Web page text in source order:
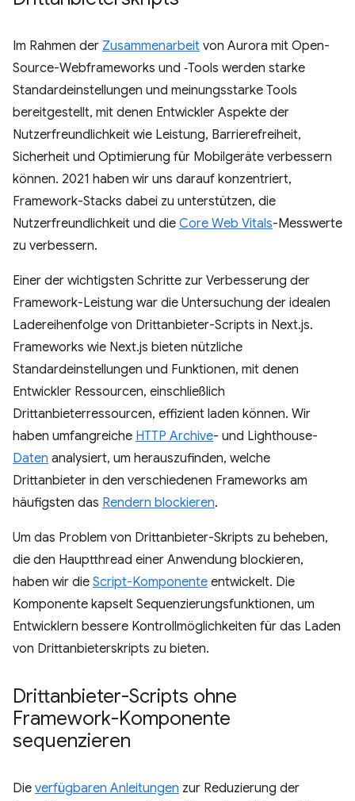
Im Rahmen der Zusammenarbeit von Aurora mit Open-
Source-Webframeworks und ‑Tools werden starke
Standardeinstellungen und meinungsstarke Tools
bereitgestellt, mit denen Entwickler Aspekte der
Nutzerfreundlichkeit wie Leistung, Barrierefreiheit,
Sicherheit und Optimierung für Mobilgeräte verbessern
können. 2021 haben wir uns darauf konzentriert,
Framework-Stacks dabei zu unterstützen, die
Nutzerfreundlichkeit und die Core Web Vitals-Messwerte
zu verbessern.
Einer der wichtigsten Schritte zur Verbesserung der
Framework-Leistung war die Untersuchung der idealen
Ladereihenfolge von Drittanbieter-Scripts in Next.js.
Frameworks wie Next.js bieten nützliche
Standardeinstellungen und Funktionen, mit denen
Entwickler Ressourcen, einschließlich
Drittanbieterressourcen, effizient laden können. Wir
haben umfangreiche HTTP Archive- und Lighthouse-
Daten analysiert, um herauszufinden, welche
Drittanbieter in den verschiedenen Frameworks am
häufigsten das Rendern blockieren.
Um das Problem von Drittanbieter-Skripts zu beheben,
die den Hauptthread einer Anwendung blockieren,
haben wir die Script-Komponente entwickelt. Die
Komponente kapselt Sequenzierungsfunktionen, um
Entwicklern bessere Kontrollmöglichkeiten für das Laden
von Drittanbieterskripts zu bieten.
Drittanbieter-Scripts ohne
Framework-Komponente
sequenzieren
Die verfügbaren Anleitungen zur Reduzierung der